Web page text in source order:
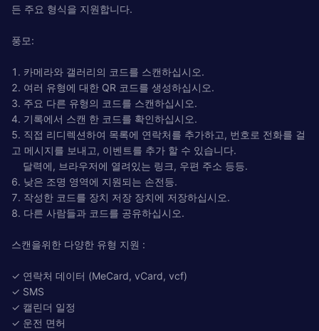
든 주요 형식을 지원합니다.
풍모:
1. 카메라와 갤러리의 코드를 스캔하십시오.
2. 여러 유형에 대한 QR 코드를 생성하십시오.
3. 주요 다른 유형의 코드를 스캔하십시오.
4. 기록에서 스캔 한 코드를 확인하십시오.
5. 직접 리디렉션하여 목록에 연락처를 추가하고, 번호로 전화를 걸
고 메시지를 보내고, 이벤트를 추가 할 수 있습니다.
달력에, 브라우저에 열려있는 링크, 우편 주소 등등.
6. 낮은 조명 영역에 지원되는 손전등.
7. 작성한 코드를 장치 저장 장치에 저장하십시오.
8. 다른 사람들과 코드를 공유하십시오.
스캔을위한 다양한 유형 지원 :
✓ 연락처 데이터 (MeCard, vCard, vcf)
✓ SMS
✓ 캘린더 일정
✓ 운전 면허